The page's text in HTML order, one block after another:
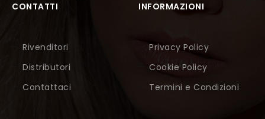
CONTATTI
Rivenditori
Distributori
Contattaci
INFORMAZIONI
Privacy Policy
Cookie Policy
Termini e Condizioni